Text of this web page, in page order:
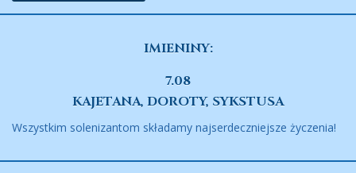
IMIENINY:
7.08
KAJETANA, DOROTY, SYKSTUSA
Wszystkim solenizantom składamy najserdeczniejsze życzenia!